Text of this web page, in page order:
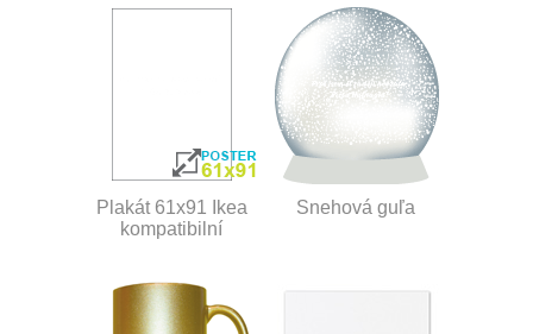
Plakát 61x91 Ikea
kompatibilní
Snehová guľa